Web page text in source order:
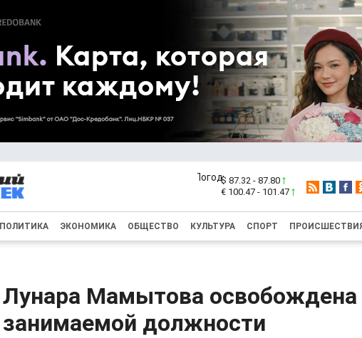
$ 87.32 - 87.80
€ 100.47 - 101.47
ПОЛИТИКА ЭКОНОМИКА ОБЩЕСТВО КУЛЬТУРА СПОРТ
Лунара Мамытова освобождена
занимаемой должности